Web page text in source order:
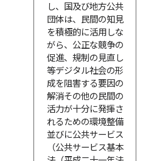
し、国及び地方公共
団体は、民間の知見
を積極的に活用しな
がら、公正な競争の
促進、規制の見直し
等デジタル社会の形
成を阻害する要因の
解消その他の民間の
活力が十分に発揮さ
れるための環境整備
並びに公共サービス
（公共サービス基本